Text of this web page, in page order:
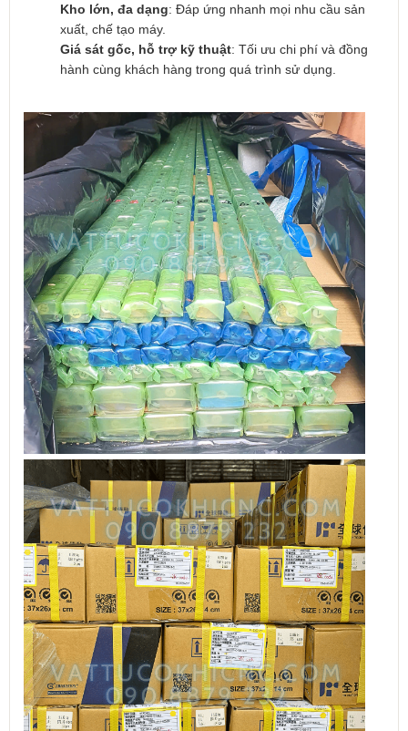
Kho lớn, đa dạng: Đáp ứng nhanh mọi nhu cầu sản
xuất, chế tạo máy.
Giá sát gốc, hỗ trợ kỹ thuật: Tối ưu chi phí và đồng
hành cùng khách hàng trong quá trình sử dụng.